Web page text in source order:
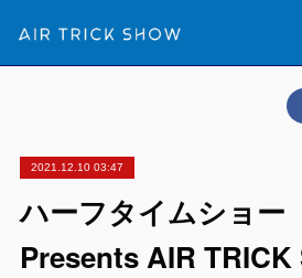
2021.12.10 03:47
ハーフタイムショー
Presents AIR TRICK